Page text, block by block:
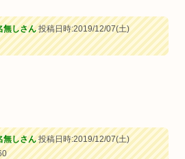
無しさん投稿日時:2019/12/07(土)
無しさん投稿日時:2019/12/07(土)